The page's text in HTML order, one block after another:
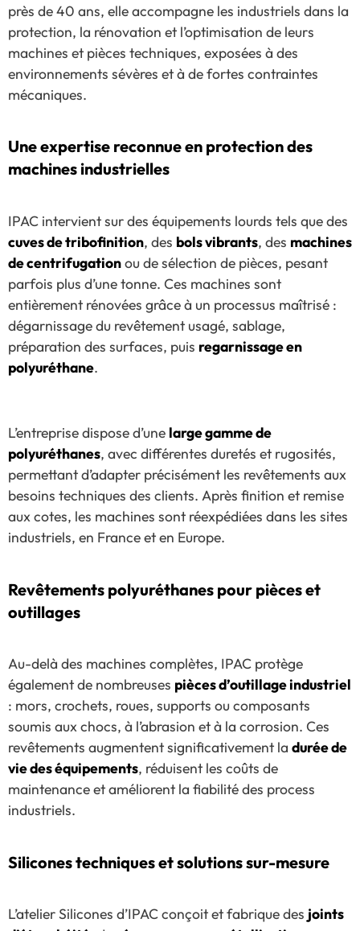
près de 40 ans, elle accompagne les industriels dans la
protection, la rénovation et l’optimisation de leurs
machines et pièces techniques, exposées à des
environnements sévères et à de fortes contraintes
mécaniques.
Une expertise reconnue en protection des
machines industrielles
IPAC intervient sur des équipements lourds tels que des
cuves de tribofinition, des bols vibrants, des machines
de centrifugationou de sélection de pièces, pesant
parfois plus d’une tonne. Ces machines sont
entièrement rénovées grâce à un processus maîtrisé :
dégarnissage du revêtement usagé, sablage,
préparation des surfaces, puis regarnissage en
polyuréthane.
L’entreprise dispose d’une large gamme de
polyuréthanes, avec différentes duretés et rugosités,
permettant d’adapter précisément les revêtements aux
besoins techniques des clients. Après finition et remise
aux cotes, les machines sont réexpédiées dans les sites
industriels, en France et en Europe.
Revêtements polyuréthanes pour pièces et
outillages
Au-delà des machines complètes, IPAC protège
également de nombreuses pièces d’outillage industriel
: mors, crochets, roues, supports ou composants
soumis aux chocs, à l’abrasion et à la corrosion. Ces
revêtements augmentent significativement la durée de
vie des équipements, réduisent les coûts de
maintenance et améliorent la fiabilité des process
industriels.
Silicones techniques et solutions sur-mesure
L’atelier Silicones d’IPAC conçoit et fabrique des joints